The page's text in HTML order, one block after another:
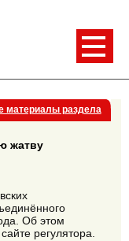
материалы раздела
жатву
Об этом
регулятора.